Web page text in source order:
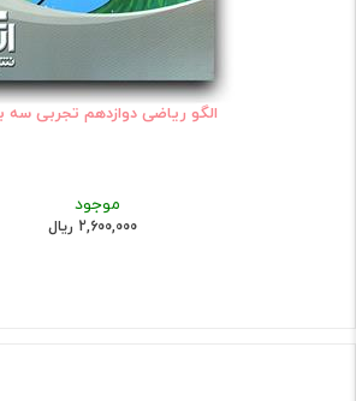
الگو ریاضی دوازدهم تجربی سه
موجود
2,600,000 ریال